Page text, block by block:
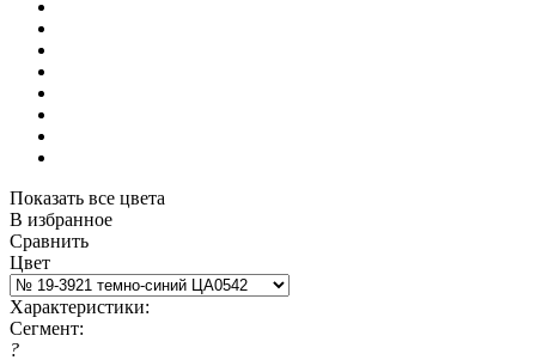
Показать все цвета
В избранное
Сравнить
Цвет
Характеристики:
Сегмент:
?